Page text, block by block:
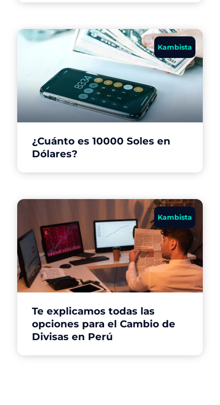
Kambista
¿Cuánto es 10000 Soles en
Dólares?
Kambista
Te explicamos todas las
opciones para el Cambio de
Divisas en Perú